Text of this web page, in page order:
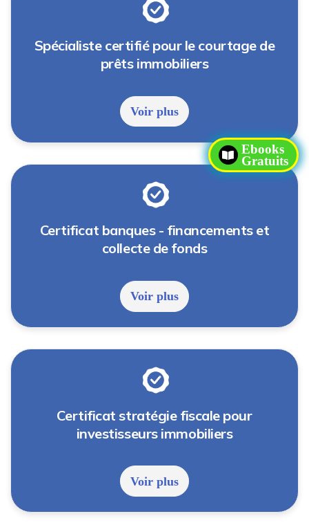
Spécialiste certifié pour le courtage de
prêts immobiliers
Voir plus
Certificat banques - financements et
collecte de fonds
Voir plus
Certificat stratégie fiscale pour
investisseurs immobiliers
Voir plus
Ebooks
Gratuits